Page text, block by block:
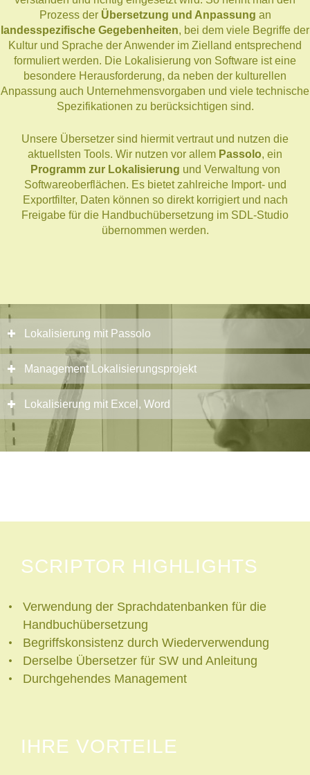
Prozess der Übersetzung und Anpassung an
landesspezifische Gegebenheiten, bei dem viele Begriffe der
Kultur und Sprache der Anwender im Zielland entsprechend
formuliert werden. Die Lokalisierung von Software ist eine
besondere Herausforderung, da neben der kulturellen
Anpassung auch Unternehmensvorgaben und viele technische
Spezifikationen zu berücksichtigen sind.
Unsere Übersetzer sind hiermit vertraut und nutzen die
aktuellsten Tools. Wir nutzen vor allem Passolo, ein
Programm zur Lokalisierung und Verwaltung von
Softwareoberflächen. Es bietet zahlreiche Import- und
Exportfilter, Daten können so direkt korrigiert und nach
Freigabe für die Handbuchübersetzung im SDL-Studio
übernommen werden.
Lokalisierung mit Passolo
Management Lokalisierungsprojekt
Lokalisierung mit Excel, Word
SCRIPTOR HIGHLIGHTS
Verwendung der Sprachdatenbanken für die
Handbuchübersetzung
Begriffskonsistenz durch Wiederverwendung
Derselbe Übersetzer für SW und Anleitung
Durchgehendes Management
IHRE VORTEILE